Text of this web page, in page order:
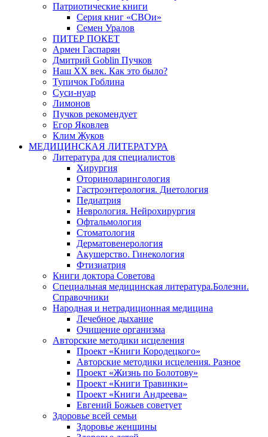
Патриотические книги
Серия книг «СВОи»
Семен Уралов
ПИТЕР ПОКЕТ
Армен Гаспарян
Дмитрий Goblin Пучков
Наш XX век. Как это было?
Тупичок Гоблина
Суси-нуар
Лимонов
Пучков рекомендует
Егор Яковлев
Клим Жуков
МЕДИЦИНСКАЯ ЛИТЕРАТУРА
Литература для специалистов
Хирургия
Оториноларингология
Гастроэнтерология. Диетология
Педиатрия
Неврология. Нейрохирургия
Офтальмология
Стоматология
Дерматовенерология
Акушерство. Гинекология
Фтизиатрия
Книги доктора Советова
Специальная медицинская литература.Болезни.
Справочники
Народная и нетрадиционная медицина
Лечебное дыхание
Очищение организма
Авторские методики исцеления
Проект «Книги Кородецкого»
Авторские методики исцеления. Разное
Проект «Жизнь по Болотову»
Проект «Книги Травинки»
Проект «Книги Андреева»
Евгений Божьев советует
Здоровье всей семьи
Здоровье женщины